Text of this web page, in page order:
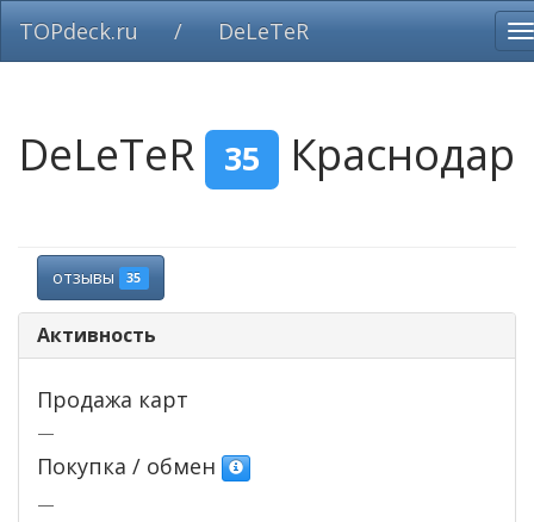
TOPdeck.ru / DeLeTeR
DeLeTeR 35 Краснодар
отзывы 35
Активность
Продажа карт
—
Покупка / обмен
—